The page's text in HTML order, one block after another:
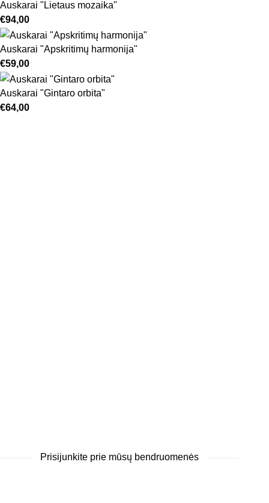
Auskarai "Lietaus mozaika"
€94,00
Auskarai "Apskritimų harmonija"
€59,00
Auskarai "Gintaro orbita"
€64,00
Prisijunkite prie mūsų bendruomenės